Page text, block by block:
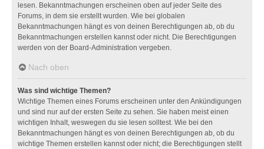
lesen. Bekanntmachungen erscheinen oben auf jeder Seite des
Forums, in dem sie erstellt wurden. Wie bei globalen
Bekanntmachungen hängt es von deinen Berechtigungen ab, ob du
Bekanntmachungen erstellen kannst oder nicht. Die Berechtigungen
werden von der Board-Administration vergeben.
Nach oben
Was sind wichtige Themen?
Wichtige Themen eines Forums erscheinen unter den Ankündigungen
und sind nur auf der ersten Seite zu sehen. Sie haben meist einen
wichtigen Inhalt, weswegen du sie lesen solltest. Wie bei den
Bekanntmachungen hängt es von deinen Berechtigungen ab, ob du
wichtige Themen erstellen kannst oder nicht; die Berechtigungen stellt